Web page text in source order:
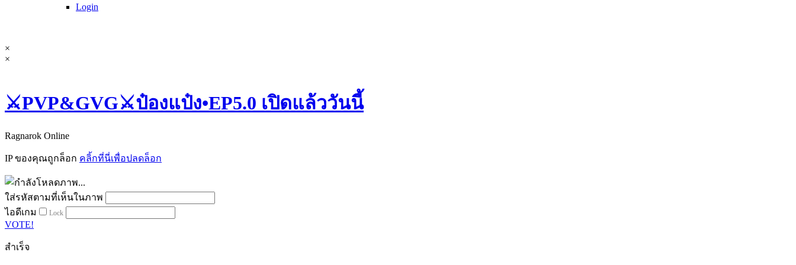
Login
×
×
⚔️PVP&GVG⚔️ป๋องแป๋ง•EP5.0 เปิดแล้ววันนี้
Ragnarok Online
IP ของคุณถูกล็อก คลิ้กที่นี่เพื่อปลดล็อก
ใส่รหัสตามที่เห็นในภาพ
ไอดีเกม
Lock
VOTE!
สำเร็จ